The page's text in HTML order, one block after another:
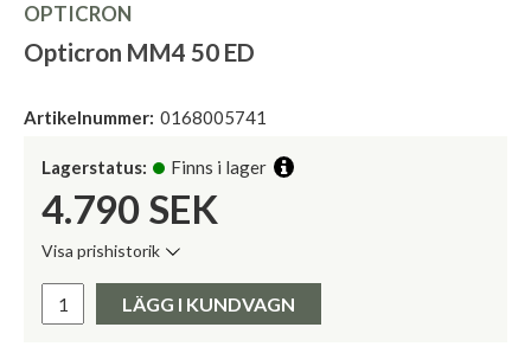
OPTICRON
Opticron MM4 50 ED
Artikelnummer: 0168005741
Lagerstatus: Finns i lager
4.790 SEK
Visa prishistorik
Pris:
LÄGG I KUNDVAGN